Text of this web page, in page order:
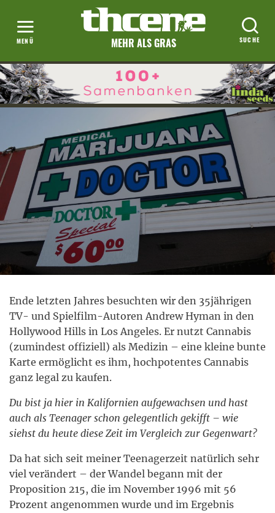
MEHR ALS GRAS
Ende letzten Jahres besuchten wir den 35jährigen
TV- und Spielfilm-Autoren Andrew Hyman in den
Hollywood Hills in Los Angeles. Er nutzt Cannabis
(zumindest offiziell) als Medizin – eine kleine bunte
Karte ermöglicht es ihm, hochpotentes Cannabis
ganz legal zu kaufen.
Du bist ja hier in Kalifornien aufgewachsen und hast
auch als Teenager schon gelegentlich gekifft – wie
siehst du heute diese Zeit im Vergleich zur Gegenwart?
Da hat sich seit meiner Teenagerzeit natürlich sehr
viel verändert – der Wandel begann mit der
Proposition 215, die im November 1996 mit 56
Prozent angenommen wurde und im Ergebnis